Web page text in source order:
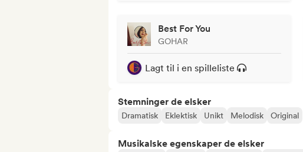
Best For You
GOHAR
Lagt til i en spilleliste
Stemninger de elsker
Dramatisk Eklektisk Unikt Melodisk Original
Musikalske egenskaper de elsker